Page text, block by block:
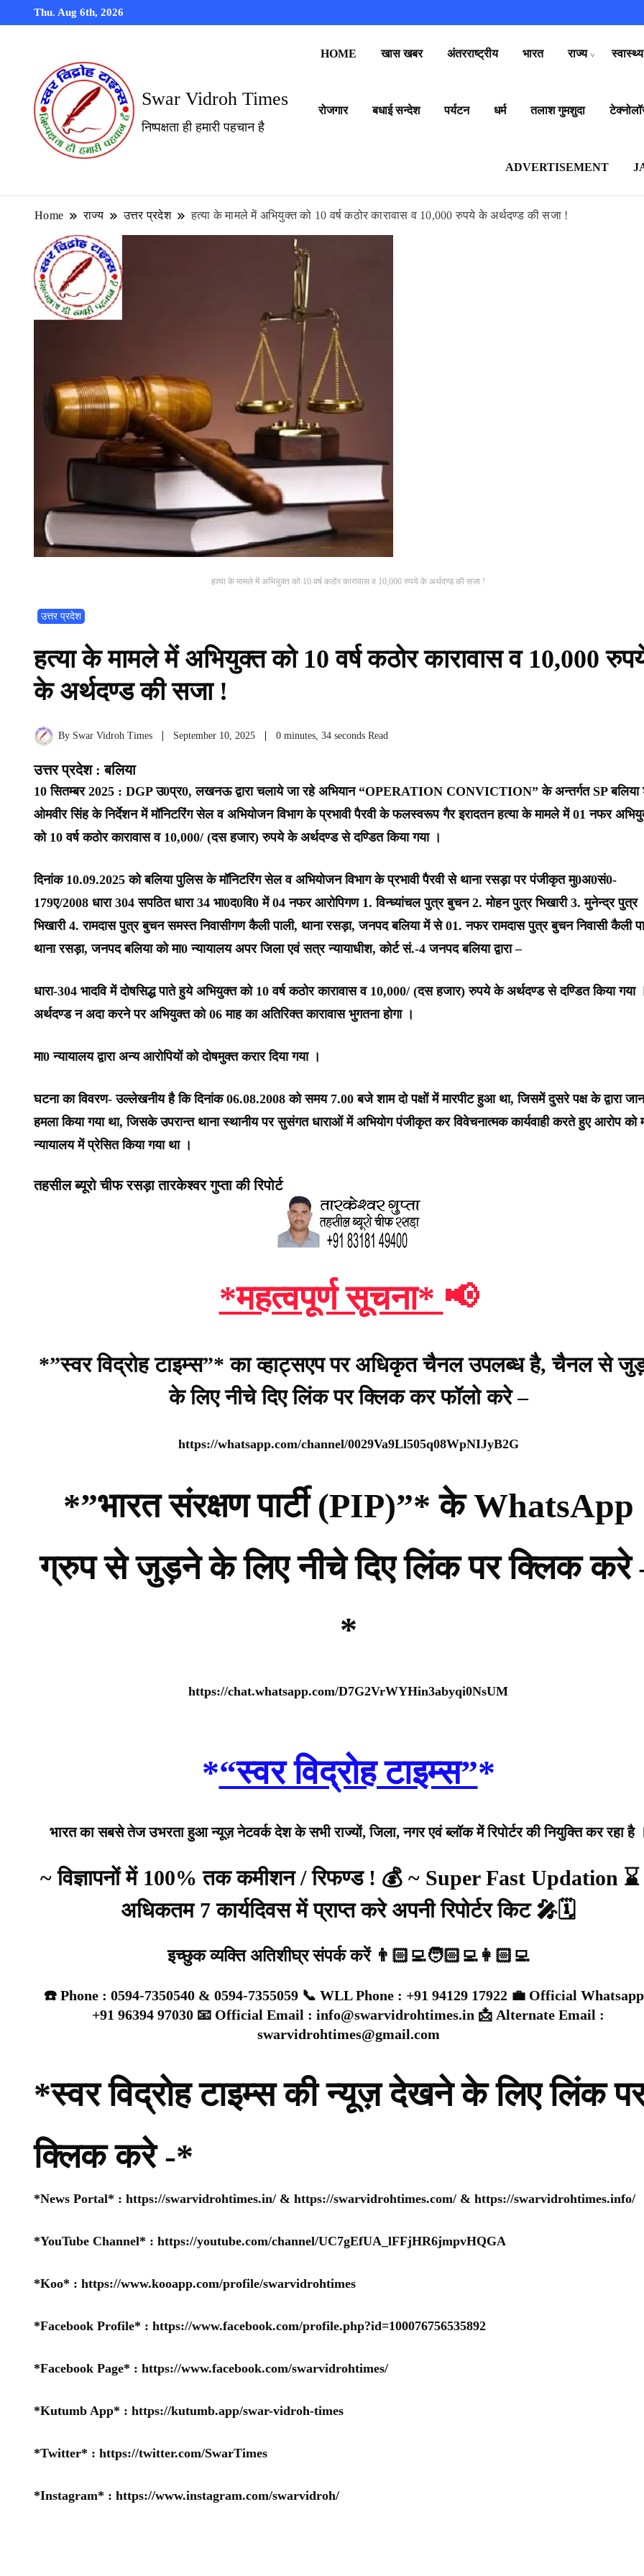
Thu. Aug 6th, 2026
Swar Vidroh Times
निष्पक्षता ही हमारी पहचान है
HOME खास खबर अंतरराष्ट्रीय भारत राज्य स्वास्थ्य
रोजगार बधाई सन्देश पर्यटन धर्म तलाश गुमशुदा
ADVERTISEMENT
Home राज्य उत्तर प्रदेश हत्या के मामले में अभियुक्त को 10 वर्ष कठोर कारावास व 10,000 रुपये के अर्थदण्ड की सजा !
हत्या के मामले में अभियुक्त को 10 वर्ष कठोर कारावास व 10,000 रुपये के अर्थदण्ड की सजा !
उत्तर प्रदेश
हत्या के मामले में अभियुक्त को 10 वर्ष कठोर कारावास व 10,000
के अर्थदण्ड की सजा !
By Swar Vidroh Times September 10, 2025 0 minutes, 34 seconds Read
उत्तर प्रदेश : बलिया
10 सितम्बर 2025 : DGP उ0प्र0, लखनऊ द्वारा चलाये जा रहे अभियान “OPERATION CONVICTION” के अन्तर्गत SP बलिया
ओमवीर सिंह के निर्देशन में मॉनिटरिंग सेल व अभियोजन विभाग के प्रभावी पैरवी के फलस्वरूप गैर इरादतन हत्या के मामले में 01 नफर
को 10 वर्ष कठोर कारावास व 10,000/ (दस हजार) रुपये के अर्थदण्ड से दण्डित किया गया ।
दिनांक 10.09.2025 को बलिया पुलिस के मॉनिटरिंग सेल व अभियोजन विभाग के प्रभावी पैरवी से थाना रसड़ा पर पंजीकृत मु0अ0सं0-
179ए/2008 धारा 304 सपठित धारा 34 भा0द0वि0 में 04 नफर आरोपिगण 1. विन्ध्यांचल पुत्र बुचन 2. मोहन पुत्र भिखारी 3. मुनेन्द्र पुत्र
भिखारी 4. रामदास पुत्र बुचन समस्त निवासीगण कैली पाली, थाना रसड़ा, जनपद बलिया में से 01. नफर रामदास पुत्र बुचन निवासी कैली
थाना रसड़ा, जनपद बलिया को मा0 न्यायालय अपर जिला एवं सत्र न्यायाधीश, कोर्ट सं.-4 जनपद बलिया द्वारा –
धारा-304 भादवि में दोषसिद्ध पाते हुये अभियुक्त को 10 वर्ष कठोर कारावास व 10,000/ (दस हजार) रुपये के अर्थदण्ड से दण्डित किया गया
अर्थदण्ड न अदा करने पर अभियुक्त को 06 माह का अतिरिक्त कारावास भुगतना होगा ।
मा0 न्यायालय द्वारा अन्य आरोपियों को दोषमुक्त करार दिया गया ।
घटना का विवरण- उल्लेखनीय है कि दिनांक 06.08.2008 को समय 7.00 बजे शाम दो पक्षों में मारपीट हुआ था, जिसमें दुसरे पक्ष के द्वारा
हमला किया गया था, जिसके उपरान्त थाना स्थानीय पर सुसंगत धाराओं में अभियोग पंजीकृत कर विवेचनात्मक कार्यवाही करते हुए आरोप को
न्यायालय में प्रेसित किया गया था ।
तहसील ब्यूरो चीफ रसड़ा तारकेश्वर गुप्ता की रिपोर्ट
*महत्वपूर्ण सूचना* 📢
*”स्वर विद्रोह टाइम्स”* का व्हाट्सएप पर अधिकृत चैनल उपलब्ध है, चैनल से
के लिए नीचे दिए लिंक पर क्लिक कर फॉलो करे –
https://whatsapp.com/channel/0029Va9Ll505q08WpNIJyB2G
*”भारत संरक्षण पार्टी (PIP)”* के WhatsApp
ग्रुप से जुड़ने के लिए नीचे दिए लिंक पर क्लिक करे
*
https://chat.whatsapp.com/D7G2VrWYHin3abyqi0NsUM
*“स्वर विद्रोह टाइम्स”*
भारत का सबसे तेज उभरता हुआ न्यूज़ नेटवर्क देश के सभी राज्यों, जिला, नगर एवं ब्लॉक में रिपोर्टर की नियुक्ति कर रहा है
~ विज्ञापनों में 100% तक कमीशन / रिफण्ड ! 💰 ~ Super Fast Updation
अधिकतम 7 कार्यदिवस में प्राप्त करे अपनी रिपोर्टर किट 🎤🗓️
इच्छुक व्यक्ति अतिशीघ्र संपर्क करें 👨🏻‍💻🧑🏻‍💻👩🏻‍💻
☎️ Phone : 0594-7350540 & 0594-7355059 📞 WLL Phone : +91 94129 17922 💼 Official
+91 96394 97030 📧 Official Email : info@swarvidrohtimes.in 📩 Alternate Email :
swarvidrohtimes@gmail.com
*स्वर विद्रोह टाइम्स की न्यूज़ देखने के लिए लिंक
क्लिक करे -*
*News Portal* : https://swarvidrohtimes.in/ & https://swarvidrohtimes.com/ & https://swarvidrohtimes.info/
*YouTube Channel* : https://youtube.com/channel/UC7gEfUA_lFFjHR6jmpvHQGA
*Koo* : https://www.kooapp.com/profile/swarvidrohtimes
*Facebook Profile* : https://www.facebook.com/profile.php?id=100076756535892
*Facebook Page* : https://www.facebook.com/swarvidrohtimes/
*Kutumb App* : https://kutumb.app/swar-vidroh-times
*Twitter* : https://twitter.com/SwarTimes
*Instagram* : https://www.instagram.com/swarvidroh/